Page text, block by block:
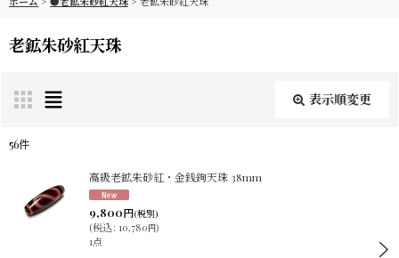
老鉱朱砂紅天珠
表示順変更
在庫あり
56件
高級老鉱朱砂紅・金銭鉤天珠 38mm
9,800円(税別)
(税込: 10,780円)
1点